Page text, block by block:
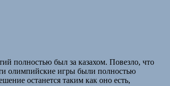
полностью был за казахом. Повезло, что
олимпийские игры были полностью
останется таким как оно есть,